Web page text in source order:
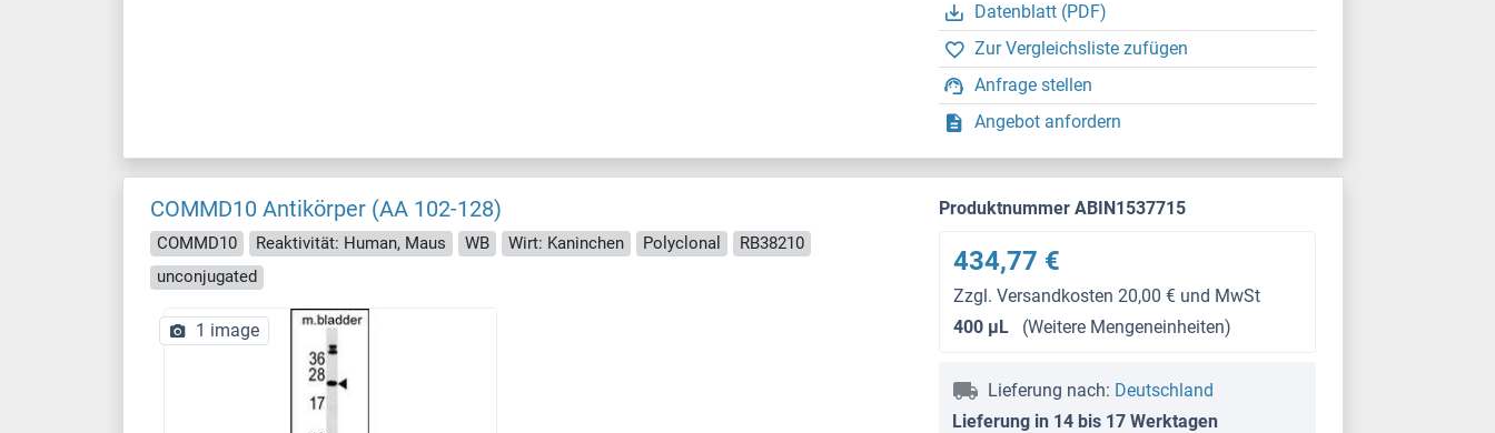
Datenblatt (PDF)
Zur Vergleichsliste zufügen
Anfrage stellen
Angebot anfordern
COMMD10 Antikörper (AA 102-128)
COMMD10 Reaktivität: Human, Maus WB Wirt: Kaninchen Polyclonal
RB38210
unconjugated
1 image
Produktnummer ABIN1537715
434,77 €
Zzgl. Versandkosten 20,00 € und MwSt
400 μL
(Weitere Mengeneinheiten)
Lieferung nach: Deutschland
Lieferung in 14 bis 17 Werktagen